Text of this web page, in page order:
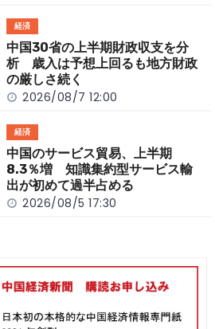
経済
中国30省の上半期財政収支を分
析 歳入は予想上回るも地方財政
の厳しさ続く
2026/08/7 12:00
経済
中国のサービス貿易、上半期
8.3％増 知識集約型サービス輸
出が初めて過半占める
2026/08/5 17:30